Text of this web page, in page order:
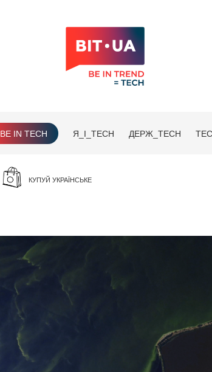
BE IN TECH Я_І_TECH ДЕРЖ_TECH
КУПУЙ УКРАЇНСЬКЕ